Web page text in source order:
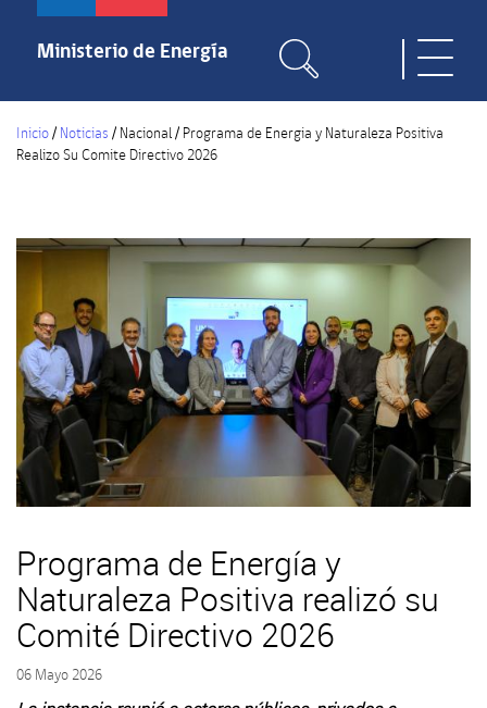
Pasar
contenido
Ministerio de Energía
Inicio/ Noticias / Nacional/ Programa de Energia y Naturaleza Positiva
Realizo Su Comite Directivo 2026
Programa de Energía y
Naturaleza Positiva realizó su
Comité Directivo 2026
06 Mayo 2026